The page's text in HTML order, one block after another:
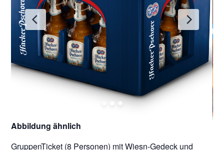
Abbildung ähnlich
GruppenTicket (8 Personen) mit Wiesn-Gedeck und